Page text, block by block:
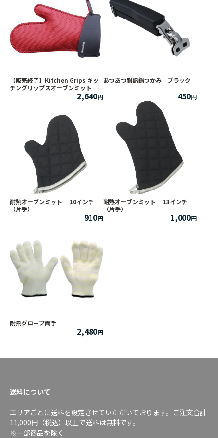
【販売終了】Kitchen Grips キッ
チングリップスオーブンミット
2,640
あつあつ耐熱鍋つかみ ブラック
450
耐熱オーブンミット 10インチ
（片手）
910
耐熱オーブンミット 13インチ
（片手）
1,000
耐熱グローブ両手
2,480
送料について
エリアごとに送料を設定させていただいております。ご注文合計
11,000円（税込）以上で送料は無料です。
※一部商品を除く